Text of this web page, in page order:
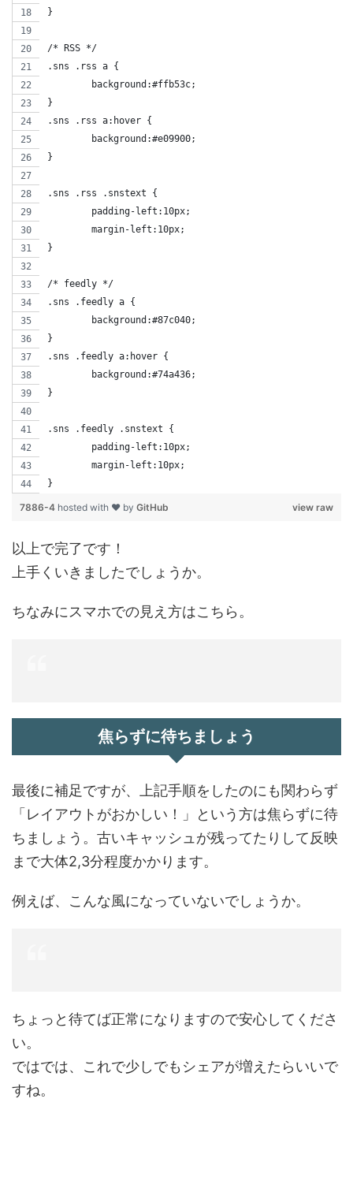
}
/* RSS */
.sns .rss a {
	background:#ffb53c;
}
.sns .rss a:hover {
	background:#e09900;
}
.sns .rss .snstext {
	padding-left:10px;
	margin-left:10px;
}
/* feedly */
.sns .feedly a {
	background:#87c040;
}
.sns .feedly a:hover {
	background:#74a436;
}
.sns .feedly .snstext {
	padding-left:10px;
	margin-left:10px;
}
view raw
7886-4 hosted with ❤ by GitHub
以上で完了です！
上手くいきましたでしょうか。
ちなみにスマホでの見え方はこちら。
焦らずに待ちましょう
最後に補足ですが、上記手順をしたのにも関わらず
「レイアウトがおかしい！」という方は焦らずに待
ちましょう。古いキャッシュが残ってたりして反映
まで大体2,3分程度かかります。
例えば、こんな風になっていないでしょうか。
ちょっと待てば正常になりますので安心してくださ
い。
ではでは、これで少しでもシェアが増えたらいいで
すね。